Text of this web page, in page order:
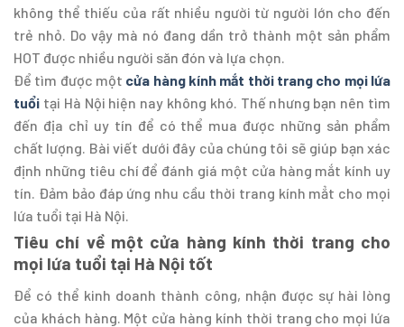
không thể thiếu của rất nhiều người từ người lớn cho đến
trẻ nhỏ. Do vậy mà nó đang dần trở thành một sản phẩm
HOT được nhiều người săn đón và lựa chọn.
Để tìm được một cửa hàng kính mắt thời trang cho mọi lứa
tuổi tại Hà Nội hiện nay không khó. Thế nhưng bạn nên tìm
đến địa chỉ uy tín để có thể mua được những sản phẩm
chất lượng. Bài viết dưới đây của chúng tôi sẽ giúp bạn xác
định những tiêu chí để đánh giá một cửa hàng mắt kính uy
tín. Đảm bảo đáp ứng nhu cầu thời trang kính mẳt cho mọi
lứa tuổi tại Hà Nội.
Tiêu chí về một cửa hàng kính thời trang cho
mọi lứa tuổi tại Hà Nội tốt
Để có thể kinh doanh thành công, nhận được sự hài lòng
của khách hàng. Một cửa hàng kính thời trang cho mọi lứa